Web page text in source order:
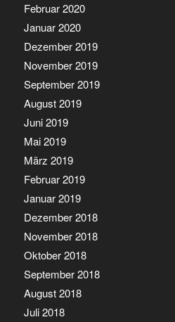
Februar 2020
Januar 2020
Dezember 2019
November 2019
September 2019
August 2019
Juni 2019
Mai 2019
März 2019
Februar 2019
Januar 2019
Dezember 2018
November 2018
Oktober 2018
September 2018
August 2018
Juli 2018